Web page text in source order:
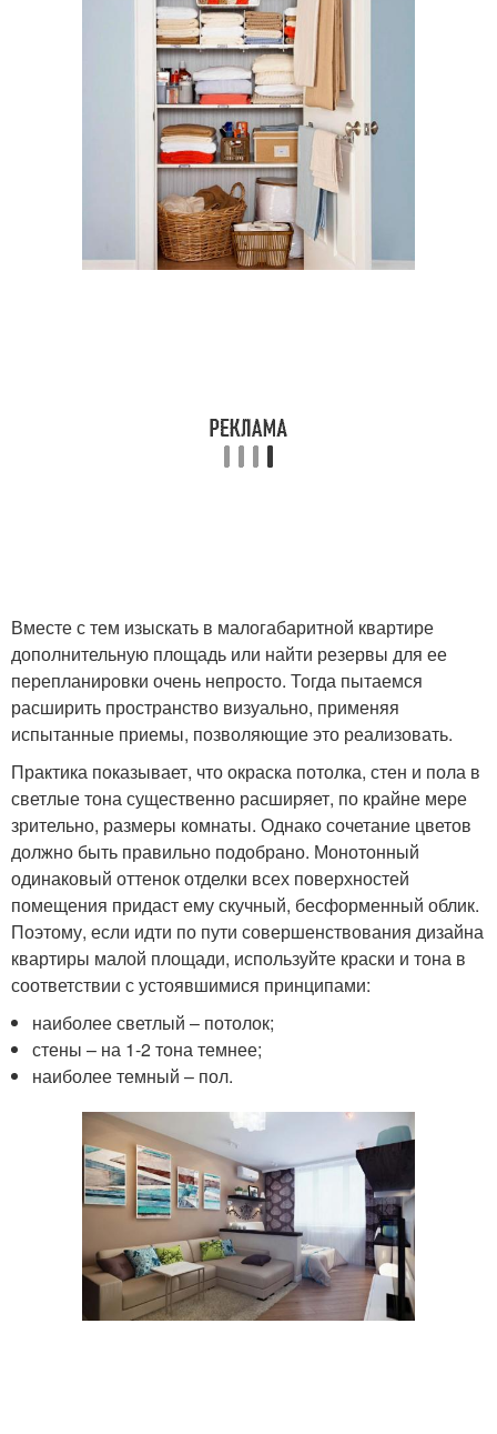
Вместе с тем изыскать в малогабаритной квартире
дополнительную площадь или найти резервы для ее
перепланировки очень непросто. Тогда пытаемся
расширить пространство визуально, применяя
испытанные приемы, позволяющие это реализовать.
Практика показывает, что окраска потолка, стен и пола в
светлые тона существенно расширяет, по крайне мере
зрительно, размеры комнаты. Однако сочетание цветов
должно быть правильно подобрано. Монотонный
одинаковый оттенок отделки всех поверхностей
помещения придаст ему скучный, бесформенный облик.
Поэтому, если идти по пути совершенствования дизайна
квартиры малой площади, используйте краски и тона в
соответствии с устоявшимися принципами:
наиболее светлый – потолок;
стены – на 1-2 тона темнее;
наиболее темный – пол.